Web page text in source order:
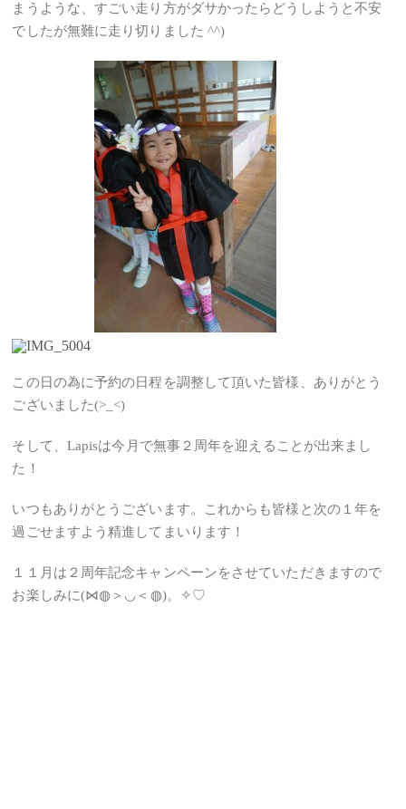
まうような、すごい走り方がダサかったらどうしようと不安
でしたが無難に走り切りました ^^)
この日の為に予約の日程を調整して頂いた皆様、ありがとう
ございました(>_<)
そして、Lapisは今月で無事２周年を迎えることが出来まし
た！
いつもありがとうございます。これからも皆様と次の１年を
過ごせますよう精進してまいります！
１１月は２周年記念キャンペーンをさせていただきますので
お楽しみに(⋈◍＞◡＜◍)。✧♡